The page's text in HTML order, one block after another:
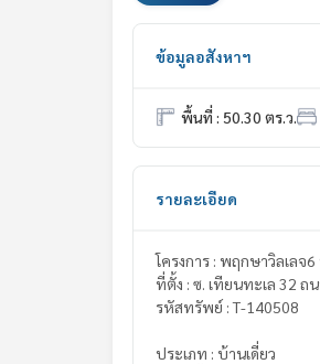
ข้อมูลอสังหาฯ
พื้นที่ : 50.30 ตร.ว.
รายละเอียด
โครงการ : พฤกษาวิลเลจ
ที่ตั้ง : ซ. เทียนทะเล 32
รหัสทรัพย์ : T-140508
ประเภท : บ้านเดี่ยว